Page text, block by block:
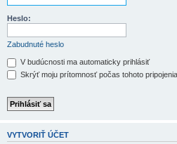
Heslo:
Zabudnuté heslo
V budúcnosti ma automaticky prihlásiť
Skrýť moju prítomnosť počas tohoto pripojenia
VYTVORIŤ ÚČET